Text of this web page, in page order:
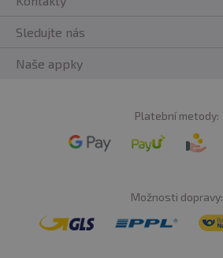
Sledujte nás
Naše appky
Platební metody:
Možnosti dopravy: